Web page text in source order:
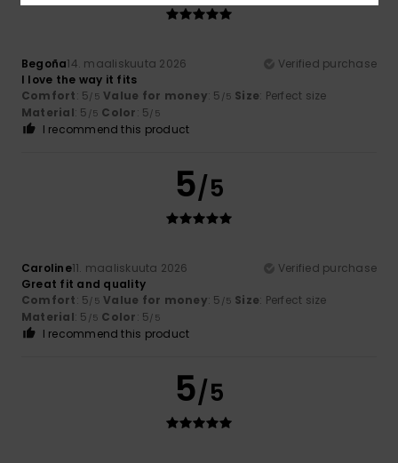
Begoña14. maaliskuuta 2026
Verified purchase
I love the way it fits
Comfort: 5/5 Value for money: 5 /5 Size: Perfect size
Material: 5 /5 Color: 5/5
I recommend this product
5/5
Caroline11. maaliskuuta 2026
Verified purchase
Great fit and quality
Comfort: 5/5 Value for money: 5 /5 Size: Perfect size
Material: 5 /5 Color: 5/5
I recommend this product
5/5